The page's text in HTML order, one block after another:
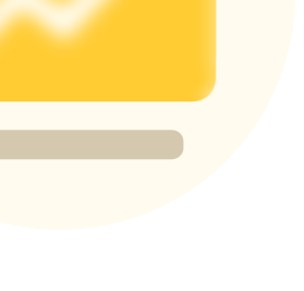
10% APR
| Daily Rewards